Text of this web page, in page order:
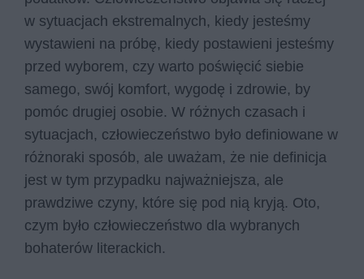
w sytuacjach ekstremalnych, kiedy jesteśmy
wystawieni na próbę, kiedy postawieni jesteśmy
przed wyborem, czy warto poświęcić siebie
samego, swój komfort, wygodę i zdrowie, by
pomóc drugiej osobie. W różnych czasach i
sytuacjach, człowieczeństwo było definiowane w
różnoraki sposób, ale uważam, że nie definicja
jest w tym przypadku najważniejsza, ale
prawdziwe czyny, które się pod nią kryją. Oto,
czym było człowieczeństwo dla wybranych
bohaterów literackich.